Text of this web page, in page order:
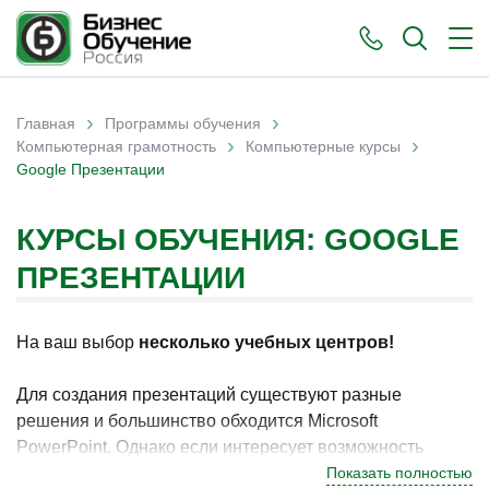
Вы здесь
Главная › Программы обучения ›
Компьютерная грамотность › Компьютерные курсы ›
Google Презентации
КУРСЫ ОБУЧЕНИЯ: GOOGLE
ПРЕЗЕНТАЦИИ
На ваш выбор несколько учебных центров!
Для создания презентаций существуют разные
решения и большинство обходится Microsoft
PowerPoint. Однако если интересует возможность
совместной работы и доступ с браузера на любом
Показать полностью